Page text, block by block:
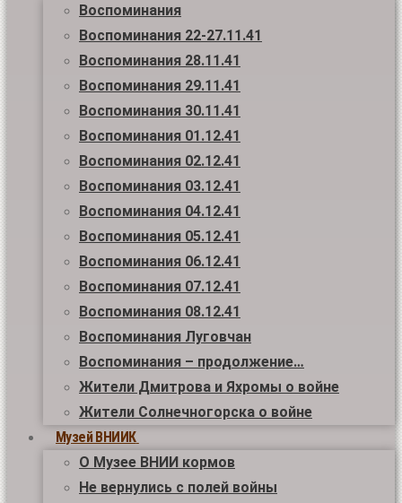
Воспоминания
Воспоминания 22-27.11.41
Воспоминания 28.11.41
Воспоминания 29.11.41
Воспоминания 30.11.41
Воспоминания 01.12.41
Воспоминания 02.12.41
Воспоминания 03.12.41
Воспоминания 04.12.41
Воспоминания 05.12.41
Воспоминания 06.12.41
Воспоминания 07.12.41
Воспоминания 08.12.41
Воспоминания Луговчан
Воспоминания – продолжение…
Жители Дмитрова и Яхромы о войне
Жители Солнечногорска о войне
Музей ВНИИК
О Музее ВНИИ кормов
Не вернулись с полей войны